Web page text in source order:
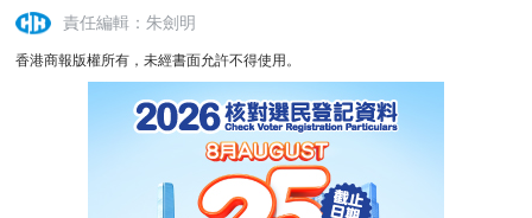
責任編輯：朱劍明
香港商報版權所有，未經書面允許不得使用。